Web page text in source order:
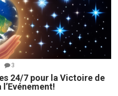
3
24/7 pour la Victoire de
l’Evénement!